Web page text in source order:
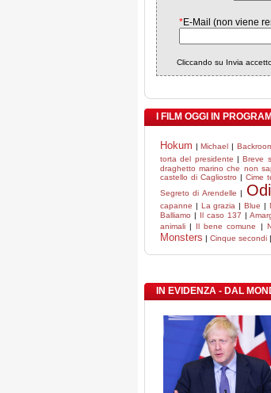
*E-Mail (non viene
Cliccando su Invia
I FILM OGGI IN
Hokum |Michael |
torta del presidente |Breve
draghetto marino che non
castello di Cagliostro |Cime
Segreto di Arendelle |
capanne | La grazia |Blue |
Balliamo | Il caso 137 |
animali | Il bene comune |
Monsters | Cinque secondi |
IN EVIDENZA - DAL